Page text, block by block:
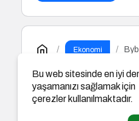
Ekonomi
Bybit
İstisnai Gazete
Bu web sitesinde en iyi
yaşamanızı sağlamak için
çerezler kullanılmaktadır.